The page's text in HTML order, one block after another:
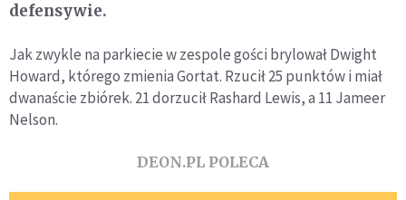
defensywie.
Jak zwykle na parkiecie w zespole gości brylował Dwight
Howard, którego zmienia Gortat. Rzucił 25 punktów i miał
dwanaście zbiórek. 21 dorzucił Rashard Lewis, a 11 Jameer
Nelson.
DEON.PL POLECA